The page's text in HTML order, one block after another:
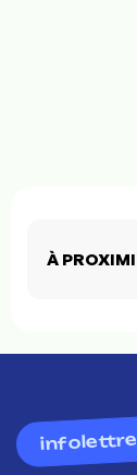
À
infolettre